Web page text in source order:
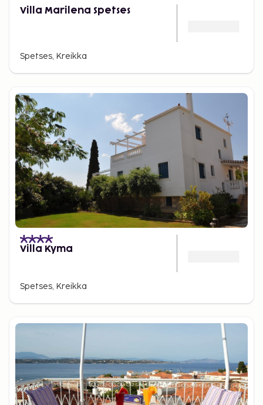
Villa Marilena Spetses
Spetses, Kreikka
Villa Kyma
Spetses, Kreikka